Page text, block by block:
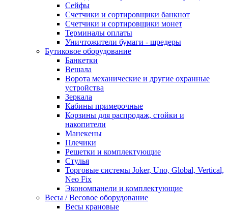
Сейфы
Счетчики и сортировщики банкнот
Счетчики и сортировщики монет
Терминалы оплаты
Уничтожители бумаги - шредеры
Бутиковое оборудование
Банкетки
Вешала
Ворота механические и другие охранные
устройства
Зеркала
Кабины примерочные
Корзины для распродаж, стойки и
накопители
Манекены
Плечики
Решетки и комплектующие
Стулья
Торговые системы Joker, Uno, Global, Vertical,
Neo Fix
Экономпанели и комплектующие
Весы / Весовое оборудование
Весы крановые